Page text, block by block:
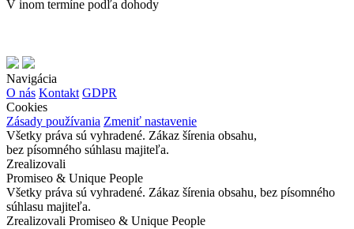
V inom termíne podľa dohody
Navigácia
O nás Kontakt GDPR
Cookies
Zásady používania Zmeniť nastavenie
Všetky práva sú vyhradené. Zákaz šírenia obsahu,
bez písomného súhlasu majiteľa.
Zrealizovali
Promiseo & Unique People
Všetky práva sú vyhradené. Zákaz šírenia obsahu, bez písomného
súhlasu majiteľa.
Zrealizovali Promiseo & Unique People